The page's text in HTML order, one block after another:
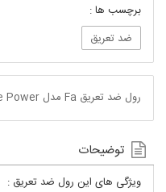
برچسب ها :
ضد تعریق
رول ضد تعریق Fa مدل Invisible Power حجم 50 میلی لیتر
توضیحات
ویژگی های این رول ضد تعریق :